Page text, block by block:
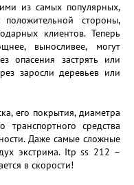
из самых популярных,
стороны,
клиентов. Теперь
выносливее, могут
опасения застрять или
заросли деревьев или
его покрытия, диаметра
транспортного средства
Даже самые сложные
экстрима. Itp ss 212 –
в скорости!